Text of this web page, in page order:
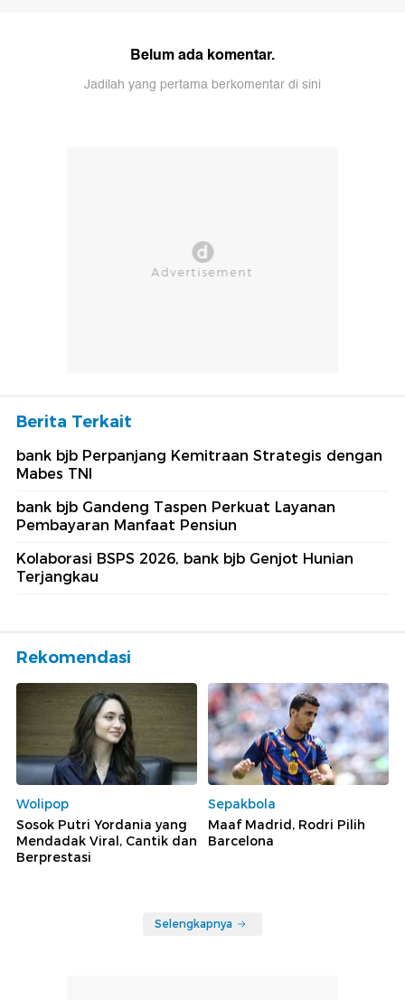
Belum ada komentar.
Jadilah yang pertama berkomentar di sini
Berita Terkait
bank bjb Perpanjang Kemitraan Strategis dengan
Mabes TNI
bank bjb Gandeng Taspen Perkuat Layanan
Pembayaran Manfaat Pensiun
Kolaborasi BSPS 2026, bank bjb Genjot Hunian
Terjangkau
Rekomendasi
Wolipop
Sosok Putri Yordania yang
Mendadak Viral, Cantik dan
Berprestasi
Sepakbola
Maaf Madrid, Rodri Pilih
Barcelona
Selengkapnya